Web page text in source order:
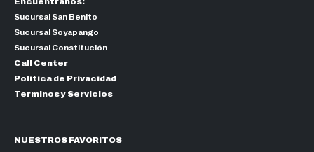
Sucursal San Benito
Sucursal Soyapango
Sucursal Constitución
Call Center
Politica de Privacidad
Terminos y Servicios
NUESTROS FAVORITOS